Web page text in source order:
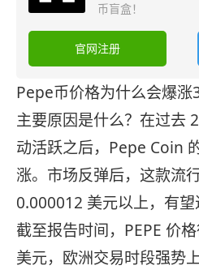
币盲盒！
官网注册
Pepe币价格为什么会爆
主要原因是什么？在过去
动活跃之后，Pepe Coin
涨。市场反弹后，这款流
0.000012 美元以上，有望
截至报告时间，PEPE 价
美元，欧洲交易时段强势